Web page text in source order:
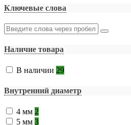
Ключевые слова
Наличие товара
В наличии 29
Внутренний диаметр
4 мм 2
5 мм 3